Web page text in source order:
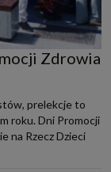
Zdrowia
prelekcje to
roku. Dni Promocji
na Rzecz Dzieci